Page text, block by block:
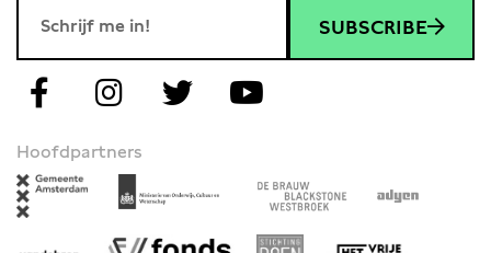
SUBSCRIBE
Hoofdpartners